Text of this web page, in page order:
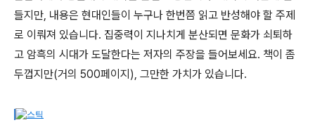
들지만, 내용은 현대인들이 누구나 한번쯤 읽고 반성해야 할 주제
로 이뤄져 있습니다. 집중력이 지나치게 분산되면 문화가 쇠퇴하
고 암흑의 시대가 도달한다는 저자의 주장을 들어보세요. 책이 좀
두껍지만(거의 500페이지), 그만한 가치가 있습니다.